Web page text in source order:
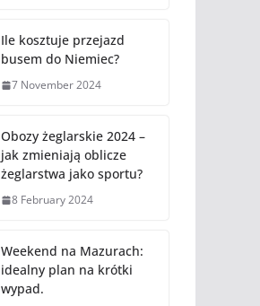
Ile kosztuje przejazd
busem do Niemiec?
7 November 2024
Obozy żeglarskie 2024 –
jak zmieniają oblicze
żeglarstwa jako sportu?
8 February 2024
Weekend na Mazurach:
idealny plan na krótki
wypad.